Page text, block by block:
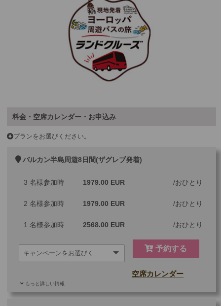
料金・空席カレンダー・お申込み
プランをお選びください。
バルカン半島周遊8日間(ザグレブ発着)
3 名様参加時 1979.00 EUR おひとり
2 名様参加時 1979.00 EUR おひとり
1 名様参加時 2568.00 EUR おひとり
予約する
もっと詳しい情報
空席カレンダー